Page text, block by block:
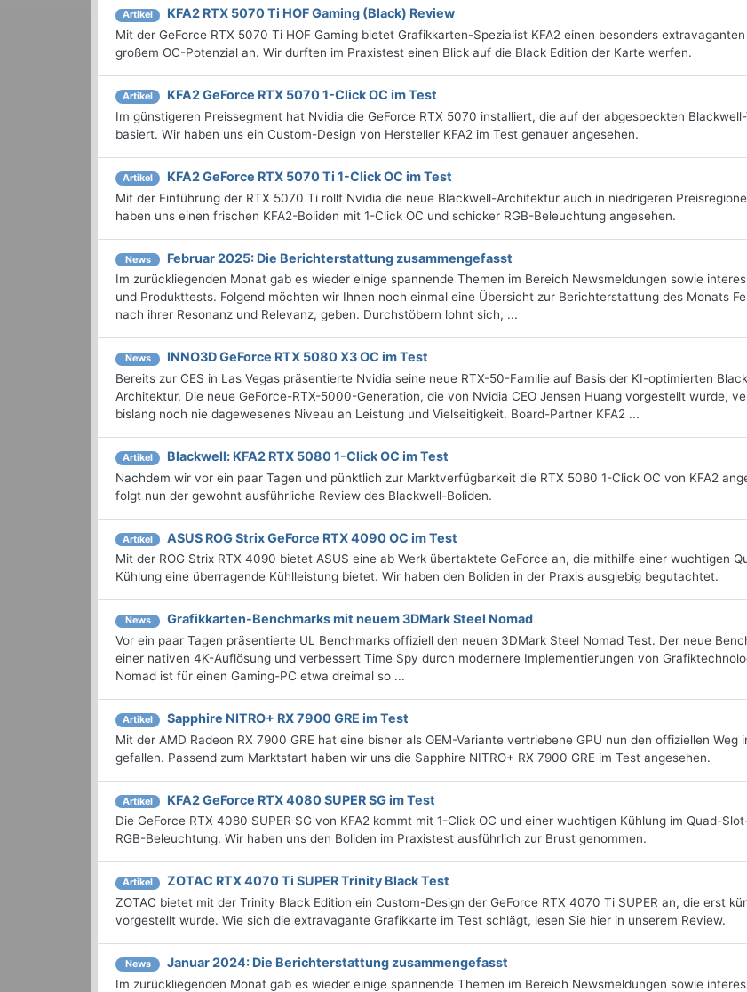
Artikel KFA2 RTX 5070 Ti HOF Gaming (Black) Review
Mit der GeForce RTX 5070 Ti HOF Gaming bietet Grafikkarten-Spezialist KFA2 einen besonders
großem OC-Potenzial an. Wir durften im Praxistest einen Blick auf die Black Edition der Karte werfen.
Artikel KFA2 GeForce RTX 5070 1-Click OC im Test
Im günstigeren Preissegment hat Nvidia die GeForce RTX 5070 installiert, die auf der abgespeckten
basiert. Wir haben uns ein Custom-Design von Hersteller KFA2 im Test genauer angesehen.
Artikel KFA2 GeForce RTX 5070 Ti 1-Click OC im Test
Mit der Einführung der RTX 5070 Ti rollt Nvidia die neue Blackwell-Architektur auch in niedrigeren
haben uns einen frischen KFA2-Boliden mit 1-Click OC und schicker RGB-Beleuchtung angesehen.
News Februar 2025: Die Bericht­erstattung zusammengefasst
Im zurückliegenden Monat gab es wieder einige spannende Themen im Bereich Newsmeldungen sowie
und Produkttests. Folgend möchten wir Ihnen noch einmal eine Übersicht zur Berichterstattung des Monats
nach ihrer Resonanz und Relevanz, geben. Durchstöbern lohnt sich, ...
News INNO3D GeForce RTX 5080 X3 OC im Test
Bereits zur CES in Las Vegas präsentierte Nvidia seine neue RTX-50-Familie auf Basis der KI-optimierten
Architektur. Die neue GeForce-RTX-5000-Generation, die von Nvidia CEO Jensen Huang vorgestellt wurde,
bislang noch nie dagewesenes Niveau an Leistung und Vielseitigkeit. Board-Partner KFA2 ...
Artikel Blackwell: KFA2 RTX 5080 1-Click OC im Test
Nachdem wir vor ein paar Tagen und pünktlich zur Marktverfügbarkeit die RTX 5080 1-Click OC von KFA2
folgt nun der gewohnt ausführliche Review des Blackwell-Boliden.
Artikel ASUS ROG Strix GeForce RTX 4090 OC im Test
Mit der ROG Strix RTX 4090 bietet ASUS eine ab Werk übertaktete GeForce an, die mithilfe einer wuchtigen
Kühlung eine überragende Kühlleistung bietet. Wir haben den Boliden in der Praxis ausgiebig begutachtet.
News Grafikkarten-Benchmarks mit neuem 3DMark Steel Nomad
Vor ein paar Tagen präsentierte UL Benchmarks offiziell den neuen 3DMark Steel Nomad Test. Der neue
einer nativen 4K-Auflösung und verbessert Time Spy durch modernere Implementierungen von
Nomad ist für einen Gaming-PC etwa dreimal so ...
Artikel Sapphire NITRO+ RX 7900 GRE im Test
Mit der AMD Radeon RX 7900 GRE hat eine bisher als OEM-Variante vertriebene GPU nun den offiziellen Weg
gefallen. Passend zum Marktstart haben wir uns die Sapphire NITRO+ RX 7900 GRE im Test angesehen.
Artikel KFA2 GeForce RTX 4080 SUPER SG im Test
Die GeForce RTX 4080 SUPER SG von KFA2 kommt mit 1-Click OC und einer wuchtigen Kühlung im Quad-
RGB-Beleuchtung. Wir haben uns den Boliden im Praxistest ausführlich zur Brust genommen.
Artikel ZOTAC RTX 4070 Ti SUPER Trinity Black Test
ZOTAC bietet mit der Trinity Black Edition ein Custom-Design der GeForce RTX 4070 Ti SUPER an, die erst
vorgestellt wurde. Wie sich die extravagante Grafikkarte im Test schlägt, lesen Sie hier in unserem Review.
News Januar 2024: Die Bericht­erstattung zusammengefasst
Im zurückliegenden Monat gab es wieder einige spannende Themen im Bereich Newsmeldungen sowie